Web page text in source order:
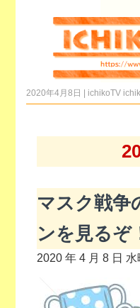
2020年4月8日 | ichikoTV
マスク戦争
ンを見るぞ
2020 年 4 月 8 日 水